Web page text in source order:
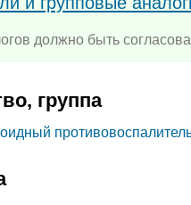
должно быть
группа